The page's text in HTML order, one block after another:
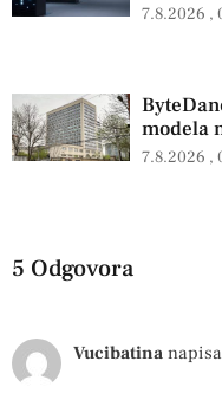
7.8.2026
modela
7.8.2026
5 Odgovora
Vucibatina